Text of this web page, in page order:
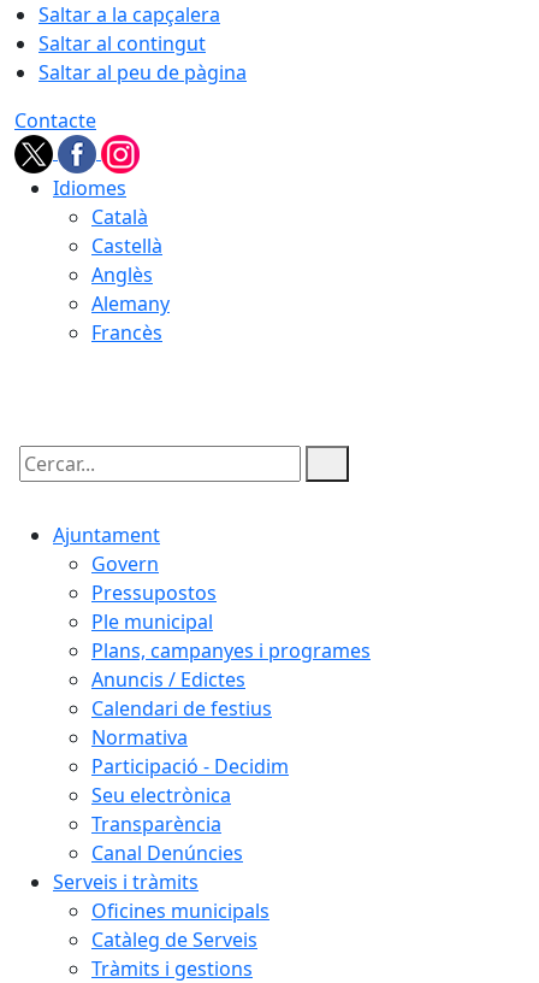
Saltar a la capçalera
Saltar al contingut
Saltar al peu de pàgina
Contacte
Idiomes
Català
Castellà
Anglès
Alemany
Francès
Cercar:
Ajuntament
Govern
Pressupostos
Ple municipal
Plans, campanyes i programes
Anuncis / Edictes
Calendari de festius
Normativa
Participació - Decidim
Seu electrònica
Transparència
Canal Denúncies
Serveis i tràmits
Oficines municipals
Catàleg de Serveis
Tràmits i gestions